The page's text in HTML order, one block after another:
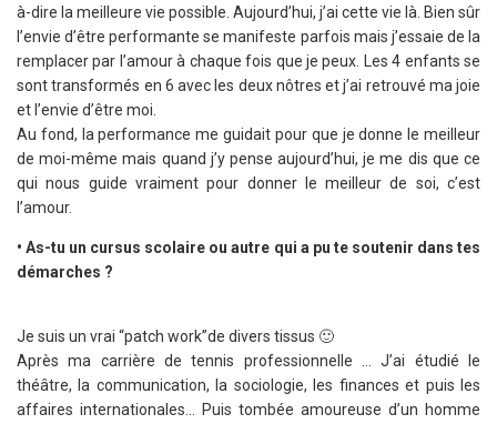
à-dire la meilleure vie possible. Aujourd’hui, j’ai cette vie là. Bien sûr
l’envie d’être performante se manifeste parfois mais j’essaie de la
remplacer par l’amour à chaque fois que je peux. Les 4 enfants se
sont transformés en 6 avec les deux nôtres et j’ai retrouvé ma joie
et l’envie d’être moi.
Au fond, la performance me guidait pour que je donne le meilleur
de moi-même mais quand j’y pense aujourd’hui, je me dis que ce
qui nous guide vraiment pour donner le meilleur de soi, c’est
l’amour.
• As-tu un cursus scolaire ou autre qui a pu te soutenir dans tes
démarches ?
Je suis un vrai “patch work”de divers tissus 🙂
Après ma carrière de tennis professionnelle … J’ai étudié le
théâtre, la communication, la sociologie, les finances et puis les
affaires internationales… Puis tombée amoureuse d’un homme